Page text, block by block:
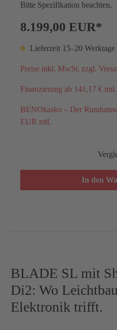
Bitte Spezifikation beachten.
8.199,00 EUR*
Lieferzeit 15–20 Werktage
Preise inkl. MwSt. zzgl.
Finanzierung ab 141,17 € mtl.
BENOkasko – Der
EUR mtl.
In den
BLADE SL mit
Di2: Wo
Elektronik trifft.